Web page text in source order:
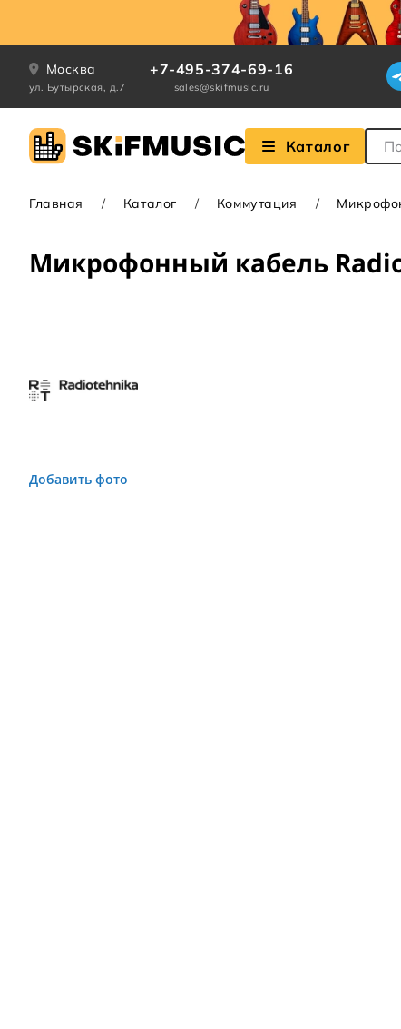
Москва
ул. Бутырская, д.7
+7-495-374-69-16
sales@skifmusic.ru
Каталог
Главная Каталог Коммутация
Микрофонный кабель
Добавить фото